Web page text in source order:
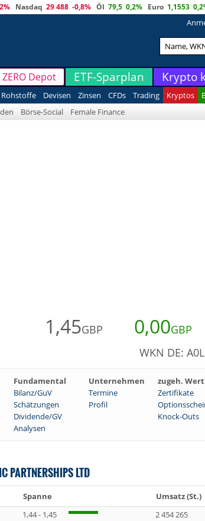
Nasdaq 29 488 -0,8% Öl 79,5 0,2% Euro 1,1553
ZERO Depot ETF-Sparplan Krypto
Rohstoffe Devisen Zinsen CFDs Trading Kryptos
Börse-Social Female Finance
1,45GBP 0,00GBP
WKN DE:
Fundamental Unternehmen zugeh.
Bilanz/GuV Termine Zertifikate
Schätzungen Profil
Dividende/GV
Knock-Outs
Analysen
PARTNERSHIPS LTD
Spanne Umsatz (St.)
1,44 - 1,45 2 454 265